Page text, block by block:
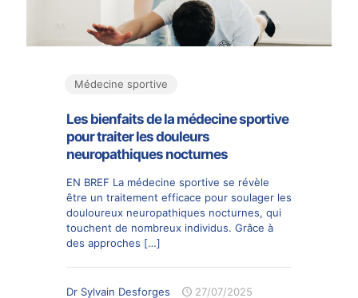
Médecine sportive
Les bienfaits de la médecine sportive
pour traiter les douleurs
neuropathiques nocturnes
EN BREF La médecine sportive se révèle
être un traitement efficace pour soulager les
douloureux neuropathiques nocturnes, qui
touchent de nombreux individus. Grâce à
des approches […]
Dr Sylvain Desforges 27/07/2025